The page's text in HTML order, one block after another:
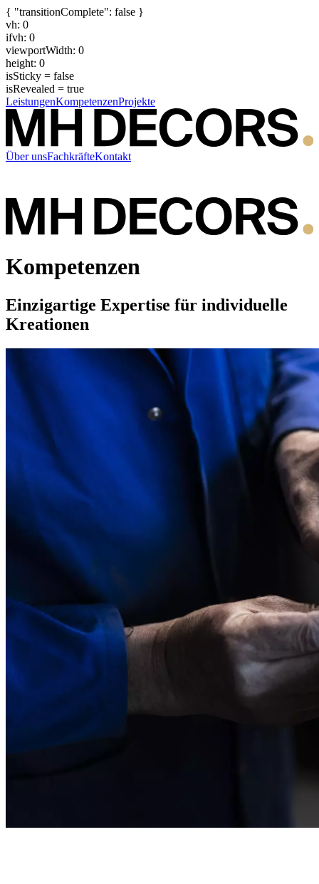
{ "transitionComplete": false }
vh: 0
ifvh: 0
viewportWidth: 0
height: 0
isSticky = false
isRevealed = true
LeistungenKompetenzenProjekte
Über unsFachkräfteKontakt
Kompetenzen
Einzigartige Expertise für individuelle
Kreationen